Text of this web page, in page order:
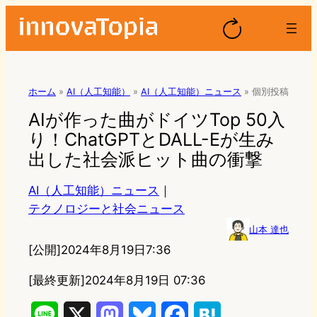
ホーム » AI（人工知能） » AI（人工知能）ニュース » 個別投稿
AIが作った曲がドイツTop 50入
り！ChatGPTとDALL-Eが生み
出した社会派ヒット曲の衝撃
AI（人工知能）ニュース ｜
テクノロジーと社会ニュース
山本 達也
[公開]2024年8月19日7:36
[最終更新]2024年8月19日 07:36